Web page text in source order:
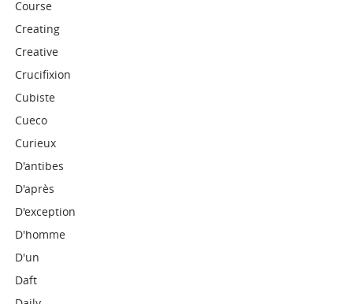
Course
Creating
Creative
Crucifixion
Cubiste
Cueco
Curieux
D'antibes
D'après
D'exception
D'homme
D'un
Daft